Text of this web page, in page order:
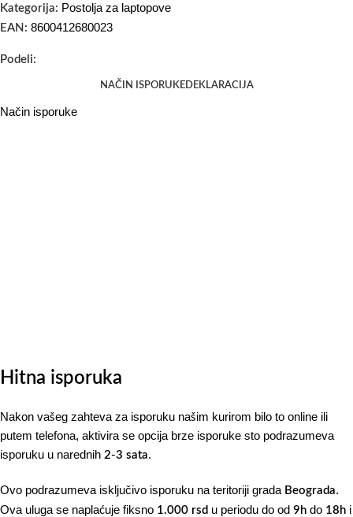
Kategorija: Postolja za laptopove
EAN: 8600412680023
Podeli:
NAČIN ISPORUKEDEKLARACIJA
Način isporuke
Hitna isporuka
Nakon vašeg zahteva za isporuku našim kurirom bilo to online ili
putem telefona, aktivira se opcija brze isporuke sto podrazumeva
isporuku u narednih 2-3 sata.
Ovo podrazumeva isključivo isporuku na teritoriji grada Beograda.
Ova uluga se naplaćuje fiksno 1.000 rsd u periodu do od 9h do 18h i